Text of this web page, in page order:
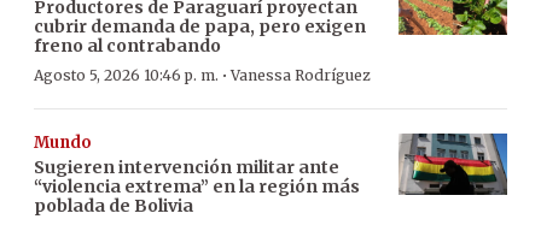
Productores de Paraguarí proyectan
cubrir demanda de papa, pero exigen
freno al contrabando
Agosto 5, 2026 10:46 p. m. ·Vanessa Rodríguez
Mundo
Sugieren intervención militar ante
“violencia extrema” en la región más
poblada de Bolivia